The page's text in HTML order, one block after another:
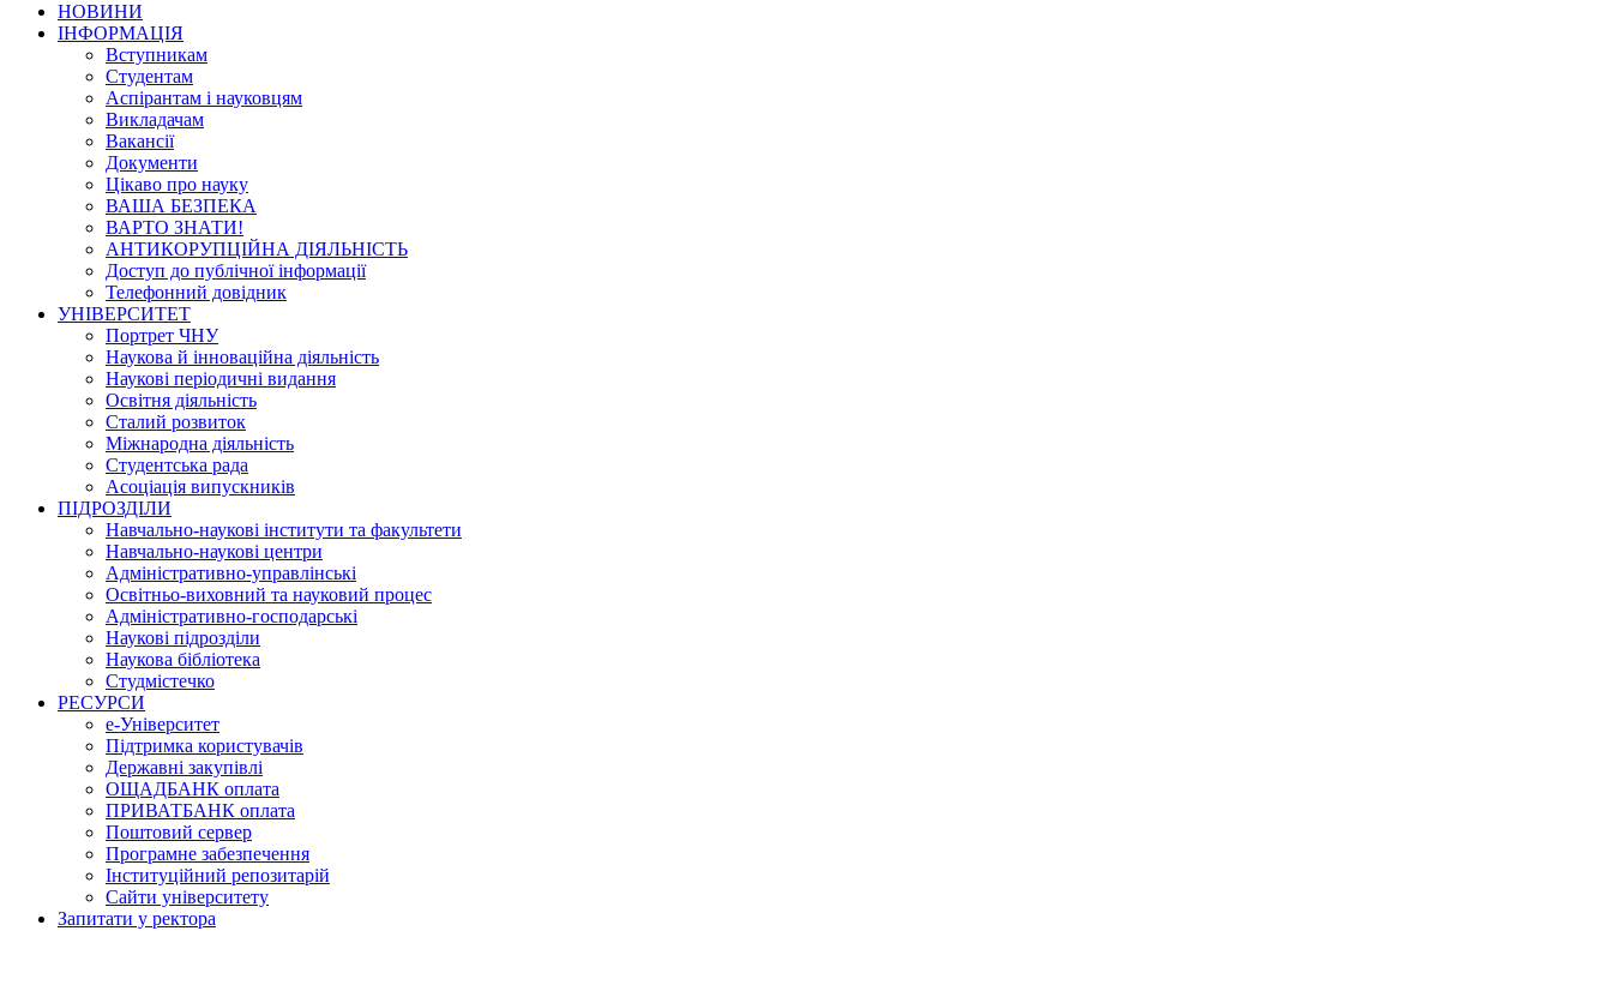
НОВИНИ
ІНФОРМАЦІЯ
Вступникам
Студентам
Аспірантам і науковцям
Викладачам
Вакансії
Документи
Цікаво про науку
ВАША БЕЗПЕКА
ВАРТО ЗНАТИ!
АНТИКОРУПЦІЙНА ДІЯЛЬНІСТЬ
Доступ до публічної інформації
Телефонний довідник
УНІВЕРСИТЕТ
Портрет ЧНУ
Наукова й інноваційна діяльність
Наукові періодичні видання
Освітня діяльність
Сталий розвиток
Міжнародна діяльність
Студентська рада
Асоціація випускників
ПІДРОЗДІЛИ
Навчально-наукові інститути та факультети
Навчально-наукові центри
Адміністративно-управлінські
Освітньо-виховний та науковий процес
Адміністративно-господарські
Наукові підрозділи
Наукова бібліотека
Студмістечко
РЕСУРСИ
е-Університет
Підтримка користувачів
Державні закупівлі
ОЩАДБАНК оплата
ПРИВАТБАНК оплата
Поштовий сервер
Програмне забезпечення
Інституційний репозитарій
Сайти університету
Запитати у ректора